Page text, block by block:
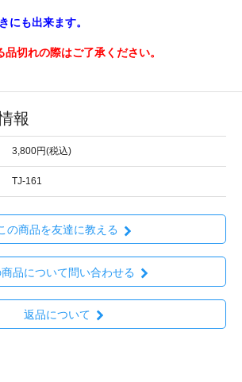
にも出来ます。
切れの際はご了承ください。
報
3,800円(税込)
TJ-161
の商品を友達に教える
商品について問い合わせる
返品について